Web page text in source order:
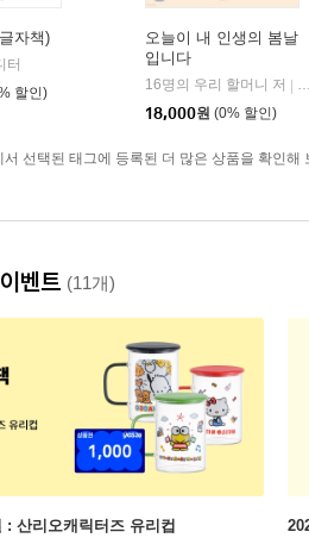
자책)
터
할인)
오늘이 내 인생의 봄날
입니다
16명의 우리 할머니 저
18,000원 (0% 할인)
서 선택된 태그에 등록된 더 많은 상품을 확인해
벤트 (11개)
: 산리오캐릭터즈 유리컵